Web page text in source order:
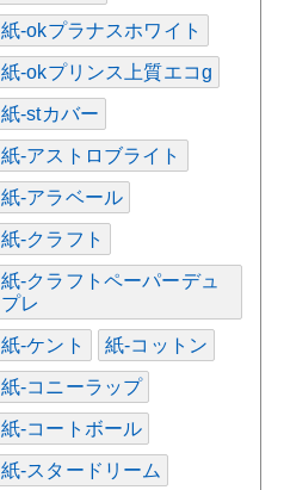
紙-okプラナスホワイト
紙-okプリンス上質エコg
紙-stカバー
紙-アストロブライト
紙-アラベール
紙-クラフト
紙-クラフトペーパーデュ
プレ
紙-ケント 紙-コットン
紙-コニーラップ
紙-コートボール
紙-スタードリーム